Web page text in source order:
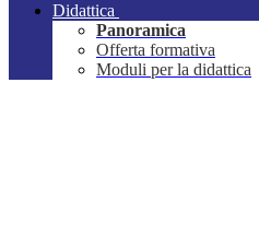
Didattica
Panoramica
Offerta formativa
Moduli per la didattica